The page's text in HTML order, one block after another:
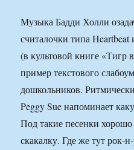
Музыка Бадди Холли
считалочки типа
(в культовой книге «Тигр
пример текстового
дошкольников.
Peggy Sue напоминает
Под такие песенки
скакалку. Где же тут рок-